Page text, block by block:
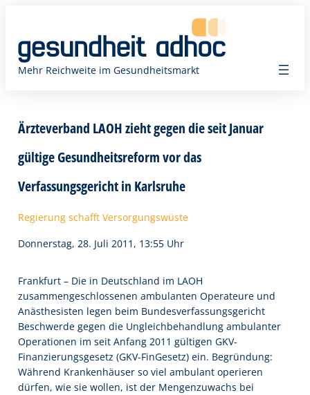
springen
Mehr Reichweite im Gesundheitsmarkt
Ärzteverband LAOH zieht gegen die seit Januar
gültige Gesundheitsreform vor das
Verfassungsgericht in Karlsruhe
Regierung schafft Versorgungswüste
Donnerstag, 28. Juli 2011, 13:55 Uhr
Frankfurt – Die in Deutschland im LAOH
zusammengeschlossenen ambulanten Operateure und
Anästhesisten legen beim Bundesverfassungsgericht
Beschwerde gegen die Ungleichbehandlung ambulanter
Operationen im seit Anfang 2011 gültigen GKV-
Finanzierungsgesetz (GKV-FinGesetz) ein. Begründung:
Während Krankenhäuser so viel ambulant operieren
dürfen, wie sie wollen, ist der Mengenzuwachs bei